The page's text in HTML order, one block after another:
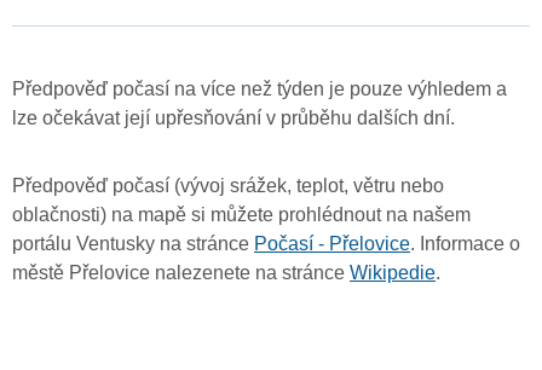
Předpověď počasí na více než týden je pouze výhledem a
lze očekávat její upřesňování v průběhu dalších dní.
Předpověď počasí (vývoj srážek, teplot, větru nebo
oblačnosti) na mapě si můžete prohlédnout na našem
portálu Ventusky na stránce Počasí - Přelovice. Informace o
městě Přelovice nalezenete na stránce Wikipedie.